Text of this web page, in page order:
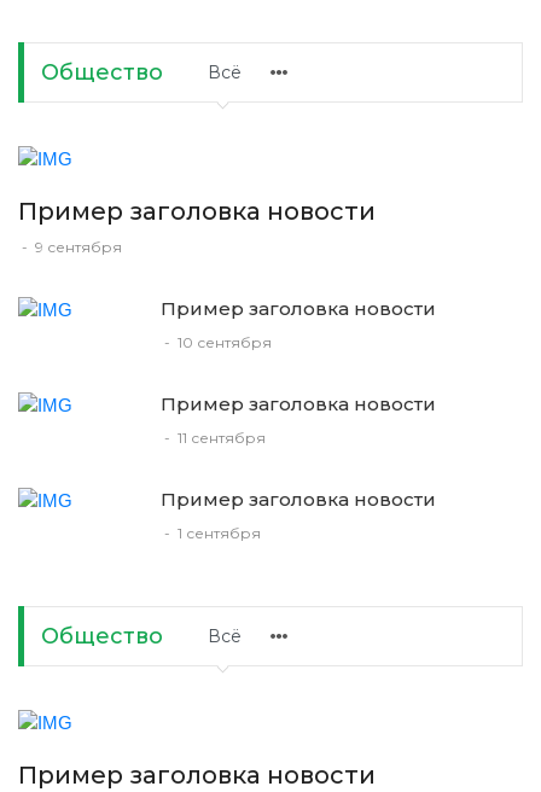
Общество Всё
Пример заголовка новости
- 9 сентября
Пример заголовка новости
- 10 сентября
Пример заголовка новости
- 11 сентября
Пример заголовка новости
- 1 сентября
Общество Всё
Пример заголовка новости